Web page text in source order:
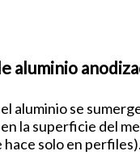
aluminio
aluminio se
la superficie del
solo en perfiles).